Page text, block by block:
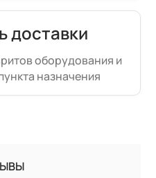
доставки
оборудования и
назначения